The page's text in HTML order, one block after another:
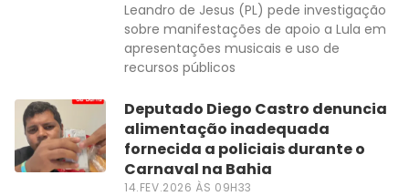
Leandro de Jesus (PL) pede investigação
sobre manifestações de apoio a Lula em
apresentações musicais e uso de
recursos públicos
Deputado Diego Castro denuncia
alimentação inadequada
fornecida a policiais durante o
Carnaval na Bahia
14.FEV.2026 ÀS 09H33